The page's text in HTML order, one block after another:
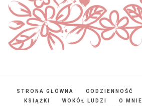
STRONA GŁÓWNA CODZIENNOŚĆ
KSIĄŻKI
WOKÓŁ LUDZI O MNIE